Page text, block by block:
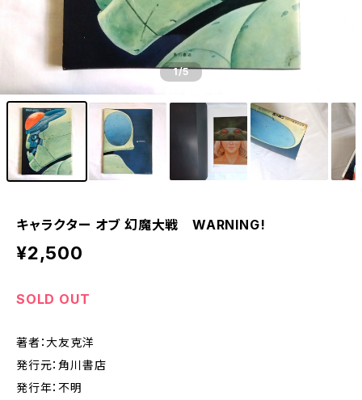
1/5
キャラクター オブ 幻魔大戦 WARNING!
¥2,500
SOLD OUT
著者：大友克洋
発行元：角川書店
発行年：不明